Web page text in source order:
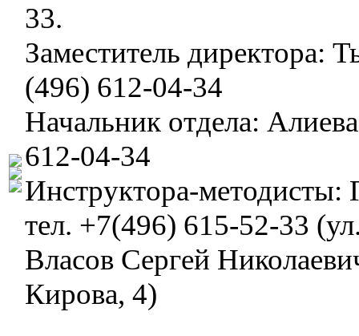
33.
Заместитель директора:
(496) 612-04-34
Начальник отдела:
612-04-34
Инструктора-методисты:
тел. +7(496) 615-52-33
Власов Сергей
Кирова, 4)